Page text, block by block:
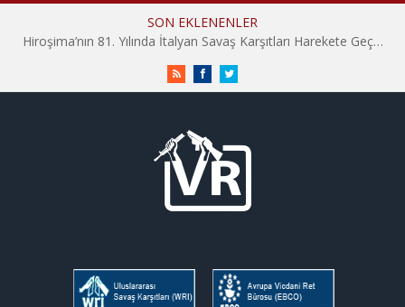
SON EKLENENLER
Hiroşima’nın 81. Yılında İtalyan Savaş Karşıtları Harekete Geçti: “Hatırlamak yeterli değil”
RSS FacebookTwitter